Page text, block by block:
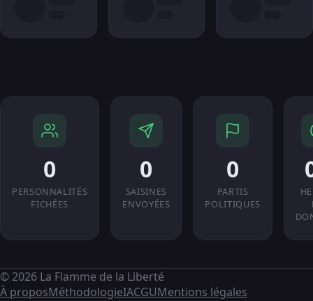
0
PERSONNALITÉS
FICHÉES
0
SAISINES
ENVOYÉES
0
PARTIS
POLITIQUES
© 2026 La Flamme de la Liberté
À proposMéthodologieIACGUMentions légales